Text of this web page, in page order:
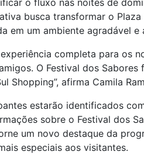
o fluxo nas noites de
busca transformar o
em um ambiente agradável e
completa para os
O Festival dos
Shopping”, afirma Camila
estarão identificados
sobre o Festival dos
um novo destaque da
especiais aos visitantes.